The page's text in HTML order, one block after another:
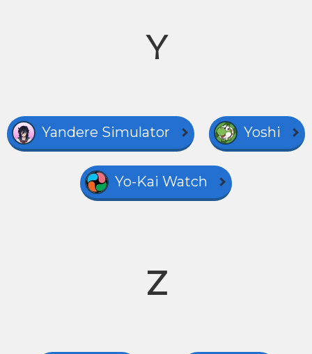
Y
Yandere Simulator Yoshi
Yo-Kai Watch
Z